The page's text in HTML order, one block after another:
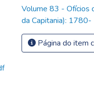
Volume 83 - Ofícios
da Capitania):
Página do item